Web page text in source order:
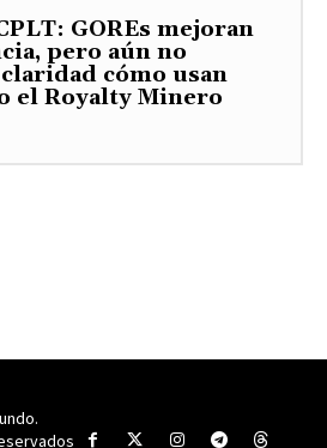
GOREs mejoran
pero aún no
cómo usan
el Royalty Minero